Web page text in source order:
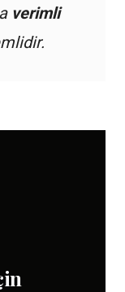
verimli